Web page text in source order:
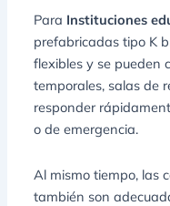
Para Instituciones
prefabricadas tipo K
flexibles y se pueden
temporales, salas de
responder
o de emergencia.
Al mismo tiempo, las
también son